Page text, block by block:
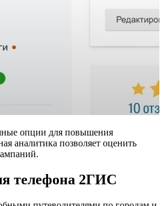
опции для повышения
аналитика позволяет оценить
телефона 2ГИС